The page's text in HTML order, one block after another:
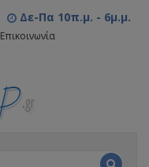
Δε-Πα 10π.μ. - 6μ.μ.
Επικοινωνία